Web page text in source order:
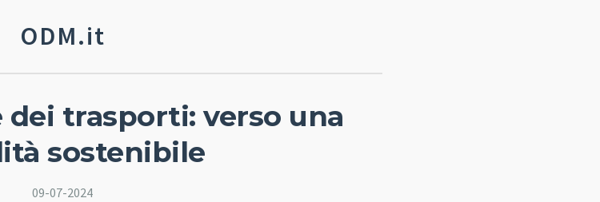
ODM.it
dei trasporti: verso una
sostenibile
09-07-2024